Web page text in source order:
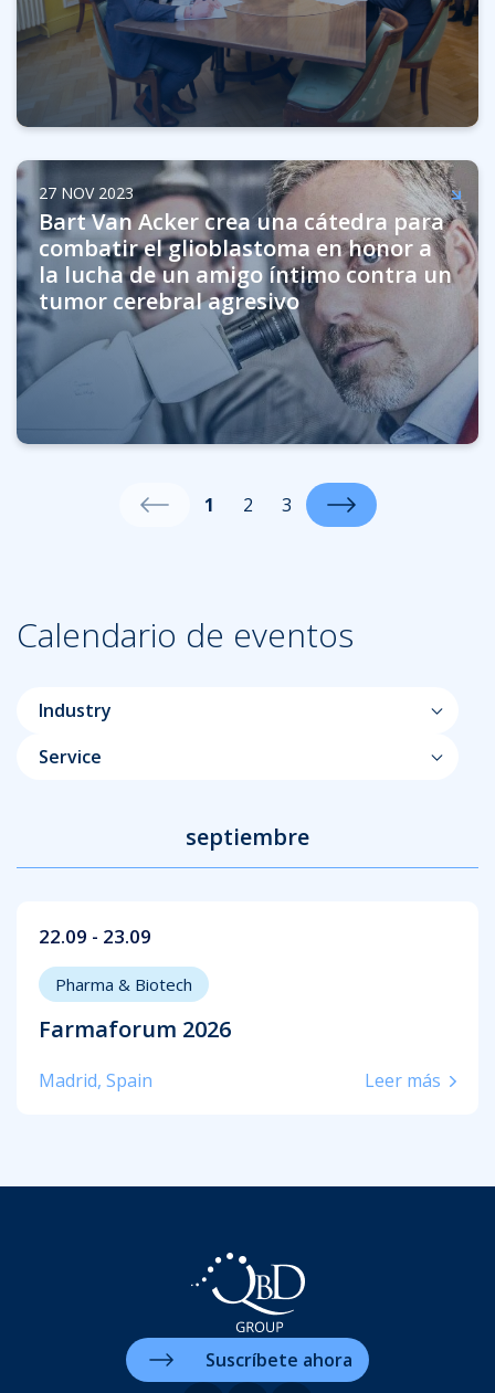
27 NOV 2023
Bart Van Acker crea una cátedra para
combatir el glioblastoma en honor a
la lucha de un amigo íntimo contra un
tumor cerebral agresivo
1 2 3
Calendario de eventos
Industry
Service
septiembre
22.09 - 23.09
Pharma & Biotech
Farmaforum 2026
Madrid, Spain Leer más
Suscríbete ahora